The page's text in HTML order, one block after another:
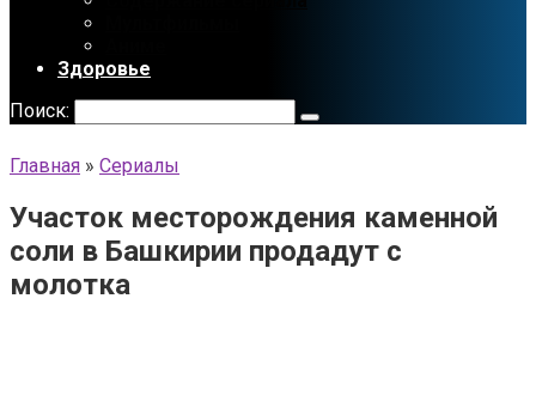
Здоровье
Поиск:
Главная » Сериалы
Участок месторождения каменной
соли в Башкирии продадут с
молотка